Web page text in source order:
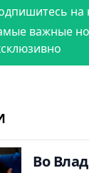
на
важные
Во